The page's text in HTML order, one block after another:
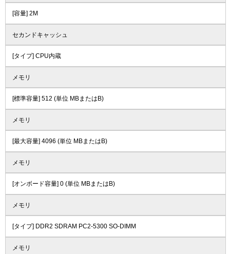
[容量] 2M
セカンドキャッシュ
[タイプ] CPU内蔵
メモリ
[標準容量] 512 (単位 MBまたはB)
メモリ
[最大容量] 4096 (単位 MBまたはB)
メモリ
[オンボード容量] 0 (単位 MBまたはB)
メモリ
[タイプ] DDR2 SDRAM PC2-5300 SO-DIMM
メモリ